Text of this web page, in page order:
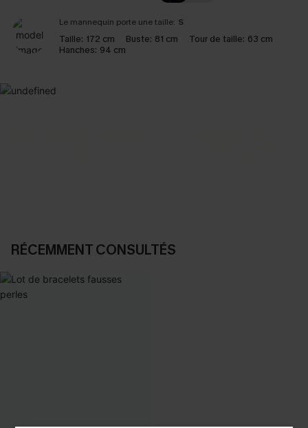
Le mannequin porte une taille: S
Taille: 172 cm Buste: 81 cm Tour de taille: 63 cm
Hanches: 94 cm
RÉCEMMENT CONSULTÉS